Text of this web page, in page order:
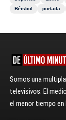
Béisbol
portada
Somos una
televisivos. El
el menor tiempo